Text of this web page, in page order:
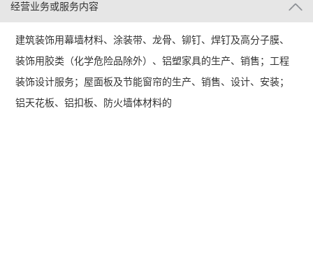
经营业务或服务内容
建筑装饰用幕墙材料、涂装带、龙骨、铆钉、焊钉及高分子膜、
装饰用胶类（化学危险品除外）、铝塑家具的生产、销售；工程
装饰设计服务；屋面板及节能窗帘的生产、销售、设计、安装；
铝天花板、铝扣板、防火墙体材料的